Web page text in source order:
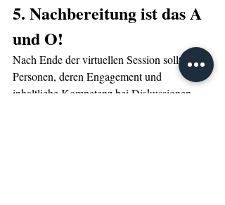
5. Nachbereitung ist das A
und O!
Nach Ende der virtuellen Session sollten Sie
Personen, deren Engagement und
inhaltliche Kompetenz bei Diskussionen